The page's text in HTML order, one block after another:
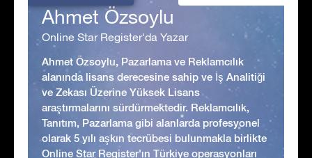
Ahmet Özsoylu
Online Star Register'da Yazar
Ahmet Özsoylu, Pazarlama ve Reklamcılık
alanında lisans derecesine sahip ve İş Analitiği
ve Zekası Üzerine Yüksek Lisans
araştırmalarını sürdürmektedir. Reklamcılık,
Tanıtım, Pazarlama gibi alanlarda profesyonel
olarak 5 yılı aşkın tecrübesi bulunmakla birlikte
Online Star Register'ın Türkiye operasyonları